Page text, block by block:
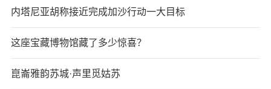
内塔尼亚胡称接近完成加沙行动一大目标
这座宝藏博物馆藏了多少惊喜？
崑崙雅韵苏城·声里觅姑苏